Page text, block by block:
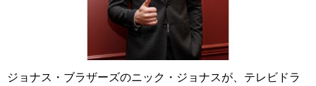
ジョナス・ブラザーズのニック・ジョナスが、テレビドラ